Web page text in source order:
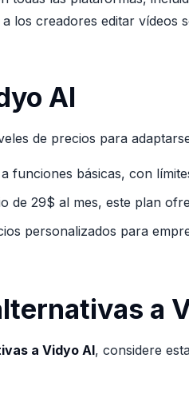
los creadores editar
AI
de precios para
funciones básicas, con
de 29$ al mes, este plan
personalizados para
a
a Vidyo AI, considere